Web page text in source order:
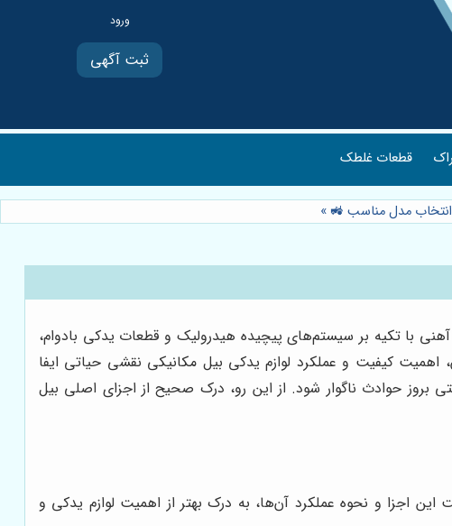
ثبت آگهی
قطعات غلطک
انتخاب مدل مناسب 🚜 »
با تکیه بر سیستم‌های پیچیده هیدرولیک و قطعات یدکی بادوام،
اهمیت کیفیت و عملکرد لوازم یدکی بیل مکانیکی نقشی حیاتی ایفا
بروز حوادث ناگوار شود. از این رو، درک صحیح از اجزای اصلی بیل
اجزا و نحوه عملکرد آن‌ها، به درک بهتر از اهمیت لوازم یدکی و